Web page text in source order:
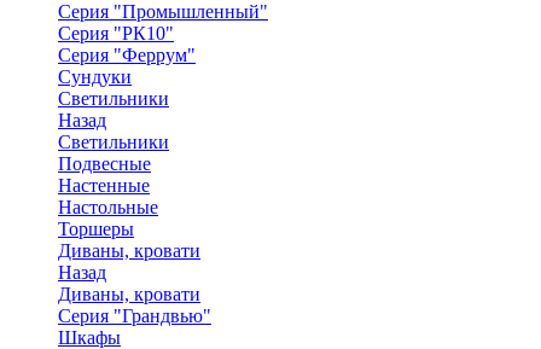
Серия "Промышленный"
Серия "РК10"
Серия "Феррум"
Сундуки
Светильники
Назад
Светильники
Подвесные
Настенные
Настольные
Торшеры
Диваны, кровати
Назад
Диваны, кровати
Серия "Грандвью"
Шкафы